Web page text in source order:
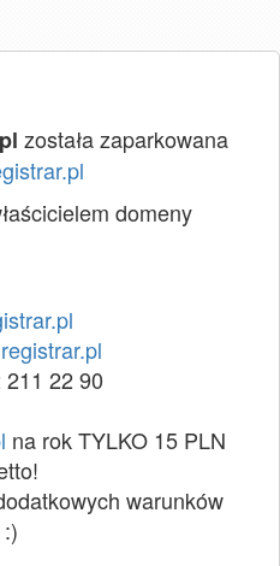
została zaparkowana
domeny
22 90
na rok TYLKO 15 PLN
warunków
:)